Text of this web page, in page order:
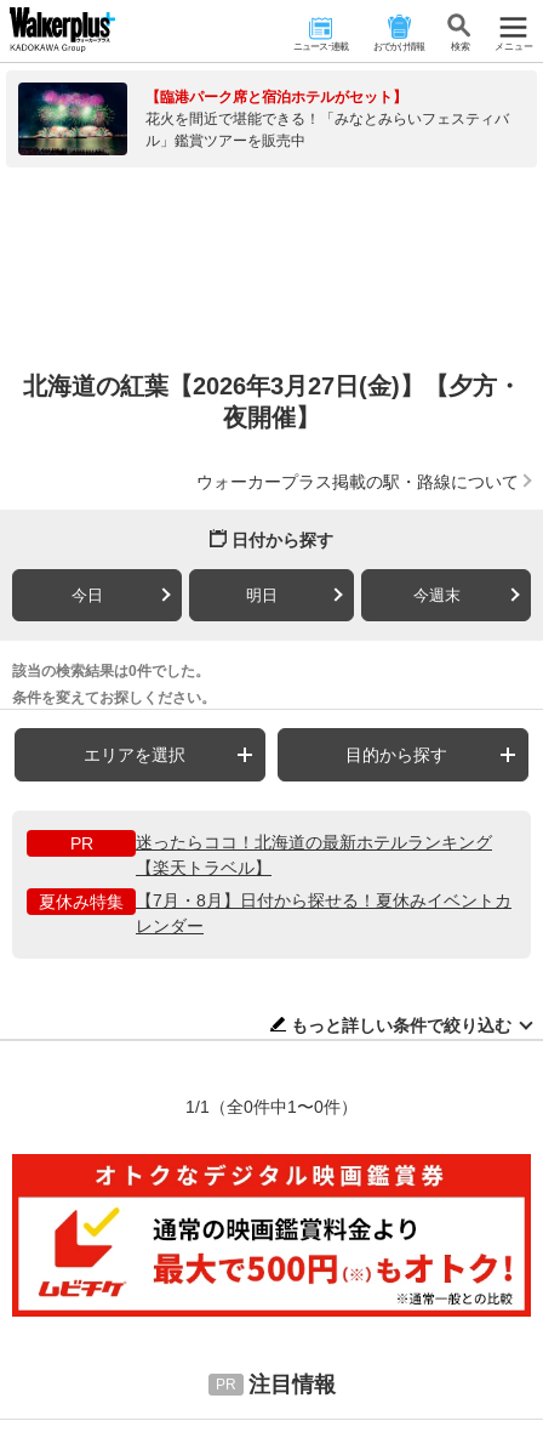
ニュース･連載 おでかけ情報 検 索 メニュー
【臨港パーク席と宿泊ホテルがセット】
花火を間近で堪能できる！「みなとみらいフェスティバ
ル」鑑賞ツアーを販売中
北海道の紅葉【2026年3月27日(金)】【夕方・
夜開催】
ウォーカープラス掲載の駅・路線について
日付から探す
今日 明日 今週末
該当の検索結果は0件でした。
条件を変えてお探しください。
エリアを選択 目的から探す
PR
迷ったらココ！北海道の最新ホテルランキング
【楽天トラベル】
夏休み特集
【7月・8月】日付から探せる！夏休みイベントカ
レンダー
もっと詳しい条件で絞り込む
1/1 （全0件中1〜0件）
注目情報